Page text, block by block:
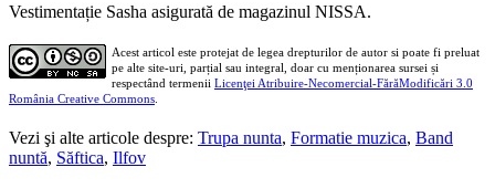
Vestimentație Sasha asigurată de magazinul NISSA.
Acest articol este protejat de legea drepturilor de autor si poate fi preluat
pe alte site-uri, parțial sau integral, doar cu menționarea sursei și
respectând termenii Licenţei Atribuire-Necomercial-FărăModificări 3.0
România Creative Commons
Vezi şi alte articole despre: Trupa nunta, Formatie muzica, Band
nuntă, Săftica, Ilfov